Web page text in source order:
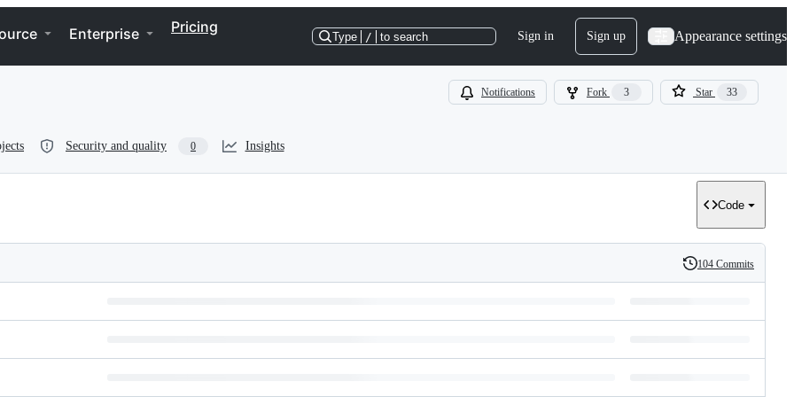
Enterprise Pricing
Type / to search Sign in Sign up Appearance settings
Notifications Fork 3 Star 33
Security and quality 0 Insights
Code
History
104 Commits